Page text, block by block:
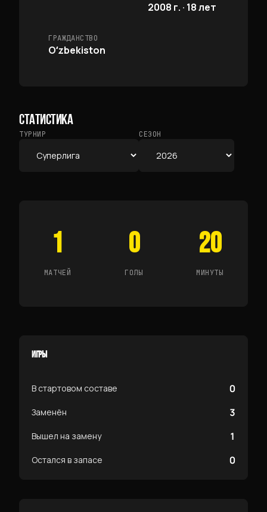
2008 г. · 18 лет
ГРАЖДАНСТВО
Oʻzbekiston
СТАТИСТИКА
ТУРНИР СЕЗОН
1
МАТЧЕЙ
0
ГОЛЫ
20
МИНУТЫ
ИГРЫ
В стартовом составе 0
Заменён 3
Вышел на замену 1
Остался в запасе 0